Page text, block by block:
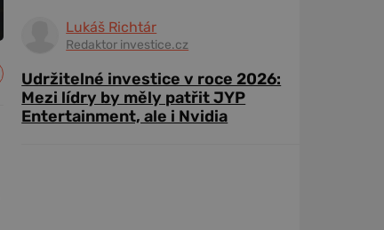
Lukáš Richtár
Redaktor investice.cz
Udržitelné investice v roce 2026:
Mezi lídry by měly patřit JYP
Entertainment, ale i Nvidia